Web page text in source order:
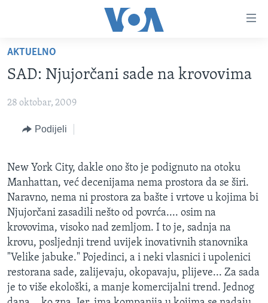
glavni
sadržaj
na
navigaciju
na
pretragu
FOTOGRAFIJE DANA
VIJESTI
BOSNA I HERCEGOVINA
SVIJET
SPECIJALNI PROJEKTI
KORUPCIJA
SLOBODA MEDIJA
ŽENSKA STRANA
IZBJEGLIČKA STRANA
MAGAZIN
AKTUELNO
SAD: Njujorčani sade na krovovima
28 oktobar, 2009
Podijeli
New York City, dakle ono što je podignuto na otoku
Manhattan, već decenijama nema prostora da se širi.
Naravno, nema ni prostora za bašte i vrtove u kojima bi
Njujorčani zasadili nešto od povrća.... osim na
krovovima, visoko nad zemljom. I to je, sadnja na
krovu, posljednji trend uvijek inovativnih stanovnika
"Velike jabuke." Pojedinci, a i neki vlasnici i upolenici
restorana sade, zalijevaju, okopavaju, plijeve... Za sada
je to više ekološki, a manje komercijalni trend. Jednog